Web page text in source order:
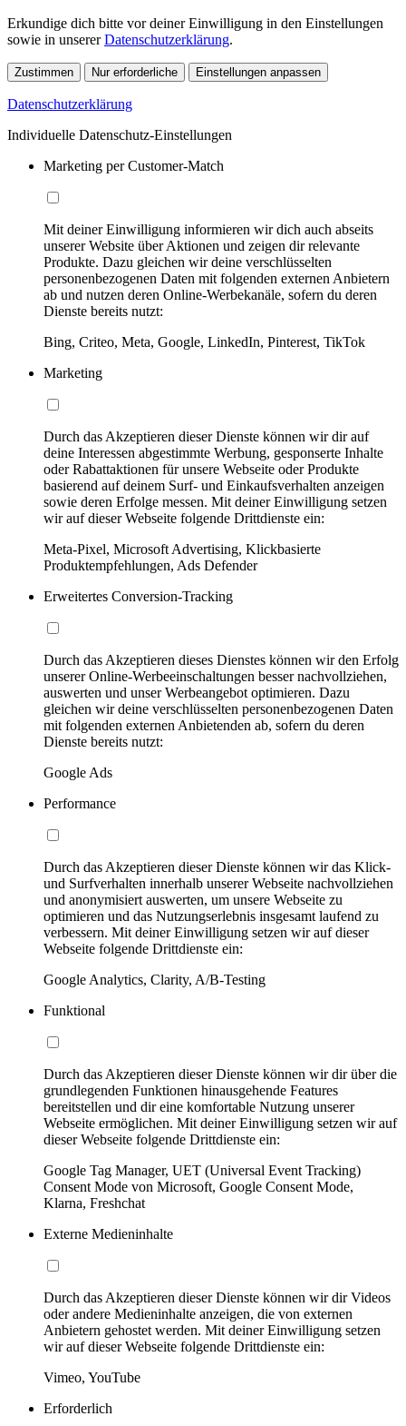
Erkundige dich bitte vor deiner Einwilligung in den Einstellungen
sowie in unsererDatenschutzerklärung.
Zustimmen Nur erforderliche Einstellungen anpassen
Datenschutzerklärung
Individuelle Datenschutz-Einstellungen
Marketing per Customer-Match
Mit deiner Einwilligung informieren wir dich auch abseits
unserer Website über Aktionen und zeigen dir relevante
Produkte. Dazu gleichen wir deine verschlüsselten
personenbezogenen Daten mit folgenden externen Anbietern
ab und nutzen deren Online-Werbekanäle, sofern du deren
Dienste bereits nutzt:
Bing, Criteo, Meta, Google, LinkedIn, Pinterest, TikTok
Marketing
Durch das Akzeptieren dieser Dienste können wir dir auf
deine Interessen abgestimmte Werbung, gesponserte Inhalte
oder Rabattaktionen für unsere Webseite oder Produkte
basierend auf deinem Surf- und Einkaufsverhalten anzeigen
sowie deren Erfolge messen. Mit deiner Einwilligung setzen
wir auf dieser Webseite folgende Drittdienste ein:
Meta-Pixel, Microsoft Advertising, Klickbasierte
Produktempfehlungen, Ads Defender
Erweitertes Conversion-Tracking
Durch das Akzeptieren dieses Dienstes können wir den Erfolg
unserer Online-Werbeeinschaltungen besser nachvollziehen,
auswerten und unser Werbeangebot optimieren. Dazu
gleichen wir deine verschlüsselten personenbezogenen Daten
mit folgenden externen Anbietenden ab, sofern du deren
Dienste bereits nutzt:
Google Ads
Performance
Durch das Akzeptieren dieser Dienste können wir das Klick-
und Surfverhalten innerhalb unserer Webseite nachvollziehen
und anonymisiert auswerten, um unsere Webseite zu
optimieren und das Nutzungserlebnis insgesamt laufend zu
verbessern. Mit deiner Einwilligung setzen wir auf dieser
Webseite folgende Drittdienste ein:
Google Analytics, Clarity, A/B-Testing
Funktional
Durch das Akzeptieren dieser Dienste können wir dir über die
grundlegenden Funktionen hinausgehende Features
bereitstellen und dir eine komfortable Nutzung unserer
Webseite ermöglichen. Mit deiner Einwilligung setzen wir auf
dieser Webseite folgende Drittdienste ein:
Google Tag Manager, UET (Universal Event Tracking)
Consent Mode von Microsoft, Google Consent Mode,
Klarna, Freshchat
Externe Medieninhalte
Durch das Akzeptieren dieser Dienste können wir dir Videos
oder andere Medieninhalte anzeigen, die von externen
Anbietern gehostet werden. Mit deiner Einwilligung setzen
wir auf dieser Webseite folgende Drittdienste ein:
Vimeo, YouTube
Erforderlich